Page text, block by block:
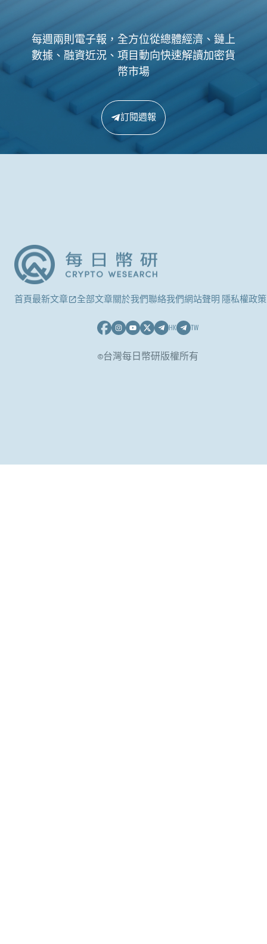
每週兩則電子報，全方位從總體經濟、鏈上
數據、融資近況、項目動向快速解讀加密貨
幣市場
訂閱週報
首頁最新文章 全部文章關於我們聯絡我們網站聲明 隱私權政策
HK TW
©台灣每日幣研版權所有